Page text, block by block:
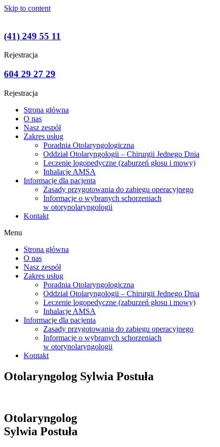
Skip to content
(41) 249 55 11
Rejestracja
604 29 27 29
Rejestracja
Strona główna
O nas
Nasz zespół
Zakres usług
Poradnia Otolaryngologiczna
Oddział Otolaryngologii – Chirurgii Jednego Dnia
Leczenie logopedyczne (zaburzeń głosu i mowy)
Inhalacje AMSA
Informacje dla pacjenta
Zasady przygotowania do zabiegu operacyjnego
Informacje o wybranych schorzeniach
w otorynolaryngologii
Kontakt
Menu
Strona główna
O nas
Nasz zespół
Zakres usług
Poradnia Otolaryngologiczna
Oddział Otolaryngologii – Chirurgii Jednego Dnia
Leczenie logopedyczne (zaburzeń głosu i mowy)
Inhalacje AMSA
Informacje dla pacjenta
Zasady przygotowania do zabiegu operacyjnego
Informacje o wybranych schorzeniach
w otorynolaryngologii
Kontakt
Otolaryngolog Sylwia Postuła
Otolaryngolog
Sylwia Postuła